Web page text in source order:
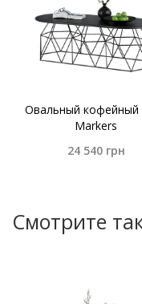
Овальный кофейный
Markers
24 540 грн
Смотрите